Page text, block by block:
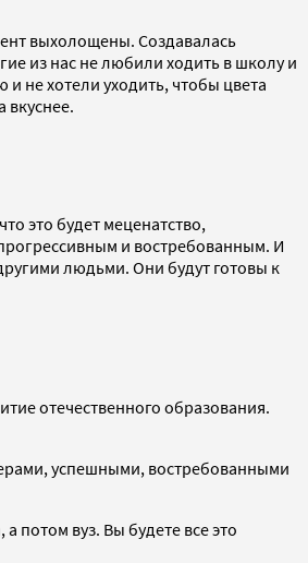
выхолощены. Создавалась
из нас не любили ходить в школу и
не хотели уходить, чтобы цвета
это будет меценатство,
и востребованным. И
людьми. Они будут готовы к
отечественного образования.
успешными, востребованными
потом вуз. Вы будете все это